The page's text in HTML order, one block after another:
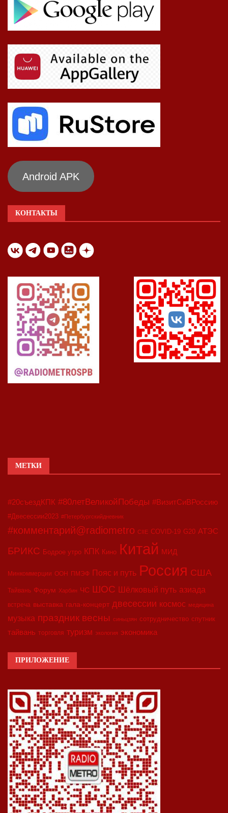
Android APK
КОНТАКТЫ
МЕТКИ
#20съездКПК #80летВеликойПобеды #ВизитСиВРоссию
#Двесессии2023 #Петербургскийдневник
#комментарий@radiometro CIIE COVID-19 G20 АТЭС
БРИКС Бодрое утро КПК Кино Китай МИД
Минкоммерции ООН ПМЭФ Пояс и путь Россия США
Тайвань Форум Харбин ЧС ШОС Шёлковый путь азиада
встреча выставка гала-концерт двесессии космос медицина
музыка праздник весны синьцзян сотрудничество спутник
тайвань торговля туризм экология экономика
ПРИЛОЖЕНИЕ